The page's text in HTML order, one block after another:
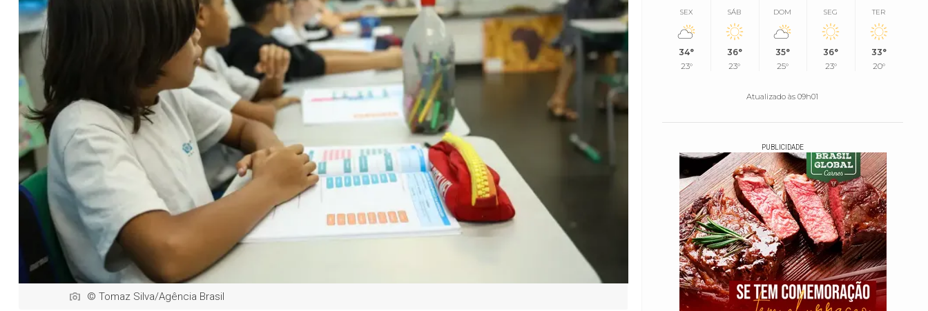
© Tomaz Silva/Agência Brasil
SEX
34°
23°
SÁB
36°
23°
DOM
35°
25°
SEG
36°
23°
TER
33°
20°
Atualizado às 09h01
PUBLICIDADE